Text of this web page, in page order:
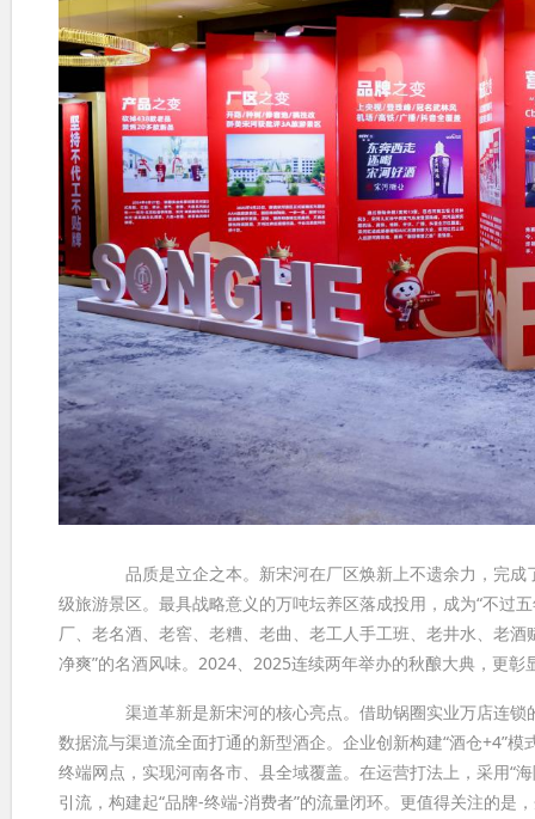
品质是立企之本。新宋河在厂区焕新上不遗余力，完成了
级旅游景区。最具战略意义的万吨坛养区落成投用，成为“不过
厂、老名酒、老窖、老糟、老曲、老工人手工班、老井水、老
净爽”的名酒风味。2024、2025连续两年举办的秋酿大典，更
渠道革新是新宋河的核心亮点。借助锅圈实业万店连锁的
数据流与渠道流全面打通的新型酒企。企业创新构建“酒仓+4”
终端网点，实现河南各市、县全域覆盖。在运营打法上，采用“
引流，构建起“品牌-终端-消费者”的流量闭环。更值得关注的是